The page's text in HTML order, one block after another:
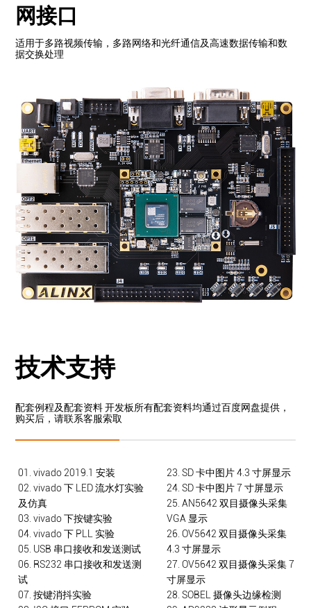
网接口
适用于多路视频传输，多路网络和光纤通信及高速数据传输和数
据交换处理
技术支持
配套例程及配套资料 开发板所有配套资料均通过百度网盘提供，
购买后，请联系客服索取
01. vivado 2019.1 安装
02. vivado 下 LED 流水灯实验
及仿真
03. vivado 下按键实验
04. vivado 下 PLL 实验
05. USB 串口接收和发送测试
06. RS232 串口接收和发送测
试
07. 按键消抖实验
23. SD 卡中图片 4.3 寸屏显示
24. SD 卡中图片 7 寸屏显示
25. AN5642 双目摄像头采集
VGA 显示
26. OV5642 双目摄像头采集
4.3 寸屏显示
27. OV5642 双目摄像头采集 7
寸屏显示
28. SOBEL 摄像头边缘检测